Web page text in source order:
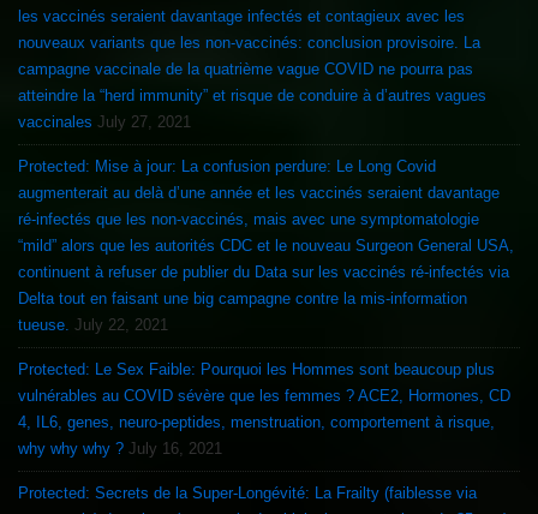
les vaccinés seraient davantage infectés et contagieux avec les
nouveaux variants que les non-vaccinés: conclusion provisoire. La
campagne vaccinale de la quatrième vague COVID ne pourra pas
atteindre la “herd immunity” et risque de conduire à d’autres vagues
vaccinales July 27, 2021
Protected: Mise à jour: La confusion perdure: Le Long Covid
augmenterait au delà d’une année et les vaccinés seraient davantage
ré-infectés que les non-vaccinés, mais avec une symptomatologie
“mild” alors que les autorités CDC et le nouveau Surgeon General USA,
continuent à refuser de publier du Data sur les vaccinés ré-infectés via
Delta tout en faisant une big campagne contre la mis-information
tueuse. July 22, 2021
Protected: Le Sex Faible: Pourquoi les Hommes sont beaucoup plus
vulnérables au COVID sévère que les femmes ? ACE2, Hormones, CD
4, IL6, genes, neuro-peptides, menstruation, comportement à risque,
why why why ? July 16, 2021
Protected: Secrets de la Super-Longévité: La Frailty (faiblesse via